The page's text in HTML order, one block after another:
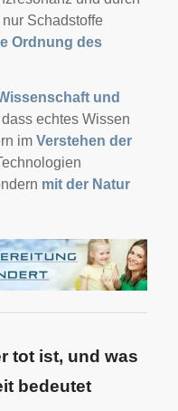
Schadstoffe
Ordnung des
und
echtes Wissen
im Verstehen der
mit der Natur
tot ist, und was
bedeutet